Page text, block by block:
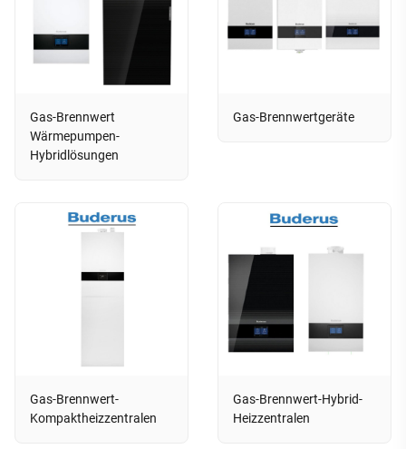
Gas-Brennwert
Wärmepumpen-
Hybridlösungen
Gas-Brennwertgeräte
Gas-Brennwert-
Kompaktheizzentralen
Gas-Brennwert-Hybrid-
Heizzentralen